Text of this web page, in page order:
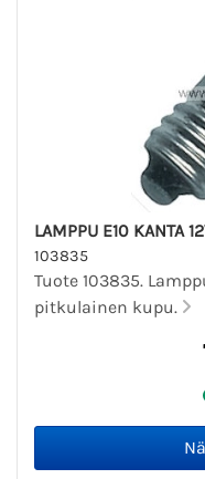
LAMPPU E10 KANTA
103835
Tuote 103835.
pitkulainen kupu.